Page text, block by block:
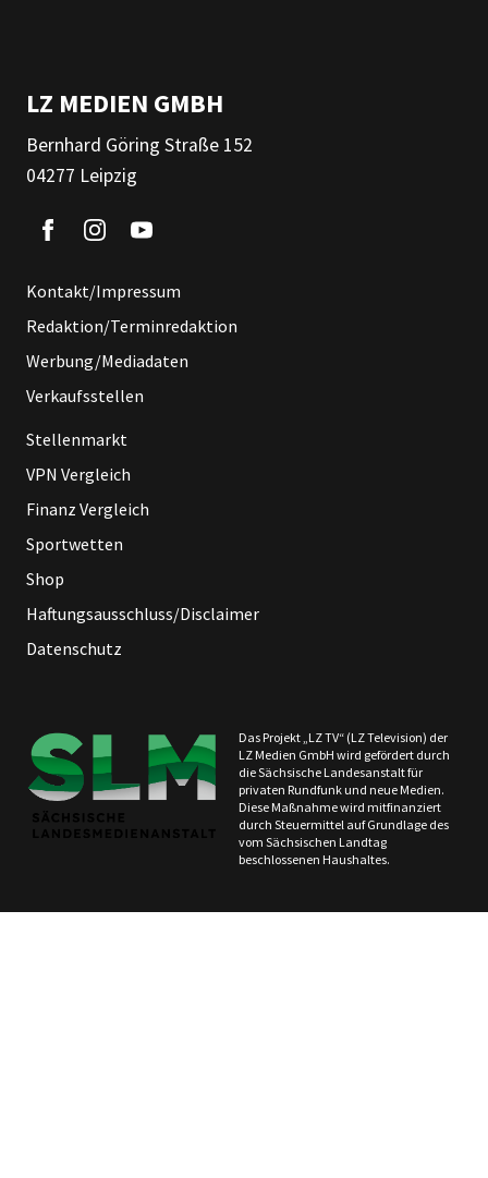
LZ MEDIEN GMBH
Bernhard Göring Straße 152
04277 Leipzig
Kontakt/Impressum
Redaktion/Terminredaktion
Werbung/Mediadaten
Verkaufsstellen
Stellenmarkt
VPN Vergleich
Finanz Vergleich
Sportwetten
Shop
Haftungsausschluss/Disclaimer
Datenschutz
Das Projekt „LZ TV“ (LZ Television) der
LZ Medien GmbH wird gefördert durch
die Sächsische Landesanstalt für
privaten Rundfunk und neue Medien.
Diese Maßnahme wird mitfinanziert
durch Steuermittel auf Grundlage des
vom Sächsischen Landtag
beschlossenen Haushaltes.